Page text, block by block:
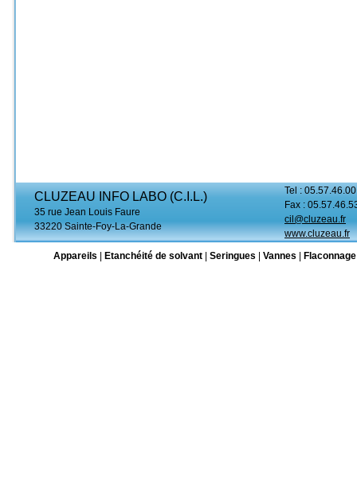
CLUZEAU INFO LABO (C.I.L.)
35 rue Jean Louis Faure
33220 Sainte-Foy-La-Grande
Tel :
Fax :
cil@cluzeau.fr
www.cluzeau.fr
Appareils
Etanchéité de solvant Seringues Vannes Flaconnage